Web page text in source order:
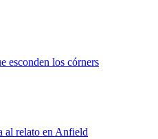
esconden los córners
al relato en Anfield